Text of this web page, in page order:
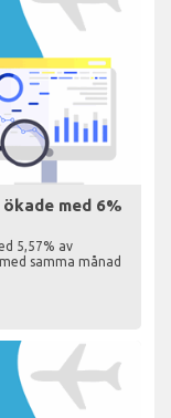
med 6%
5,57% av
samma månad